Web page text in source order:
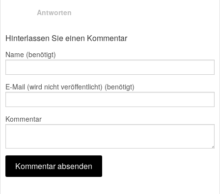
Antworten
Hinterlassen Sie einen Kommentar
Name (benötigt)
E-Mail (wird nicht veröffentlicht) (benötigt)
Kommentar